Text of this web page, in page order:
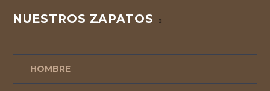
NUESTROS ZAPATOS
HOMBRE